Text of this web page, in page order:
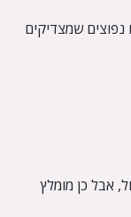
נפוצים שמצדיקים
אבל כן מומלץ